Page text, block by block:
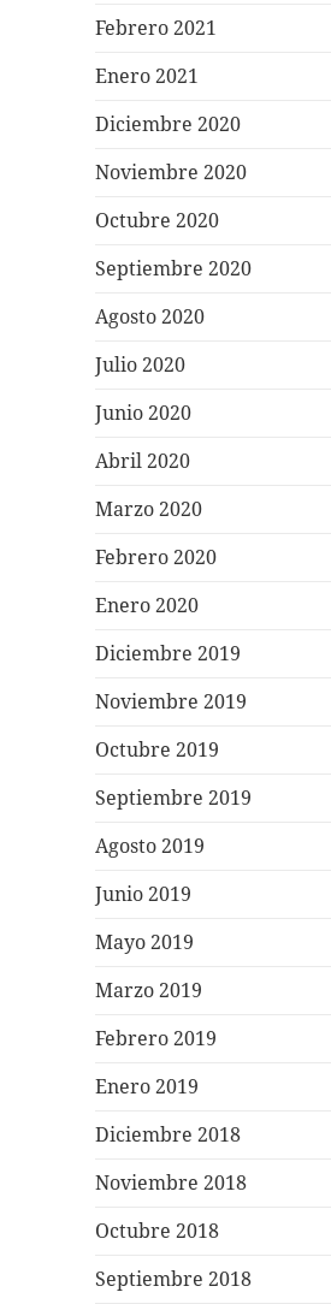
Febrero 2021
Enero 2021
Diciembre 2020
Noviembre 2020
Octubre 2020
Septiembre 2020
Agosto 2020
Julio 2020
Junio 2020
Abril 2020
Marzo 2020
Febrero 2020
Enero 2020
Diciembre 2019
Noviembre 2019
Octubre 2019
Septiembre 2019
Agosto 2019
Junio 2019
Mayo 2019
Marzo 2019
Febrero 2019
Enero 2019
Diciembre 2018
Noviembre 2018
Octubre 2018
Septiembre 2018